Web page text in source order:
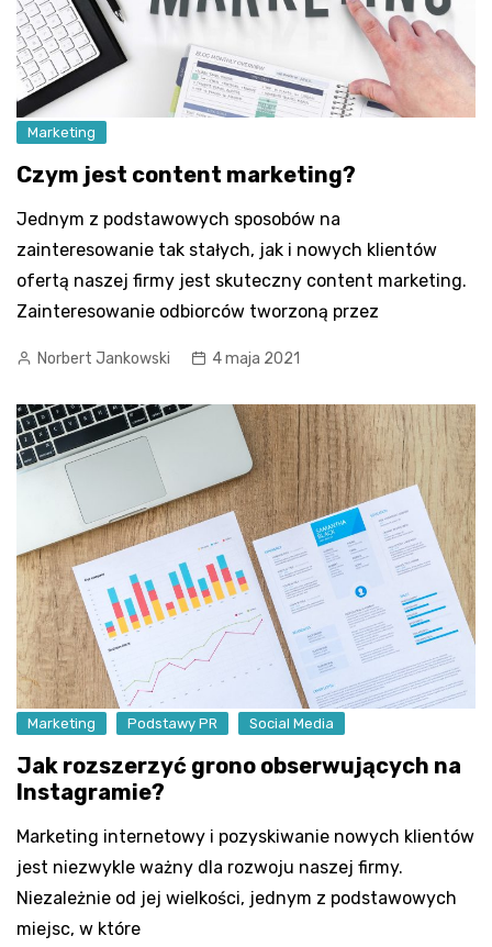
Marketing
Czym jest content marketing?
Jednym z podstawowych sposobów na
zainteresowanie tak stałych, jak i nowych klientów
ofertą naszej firmy jest skuteczny content marketing.
Zainteresowanie odbiorców tworzoną przez
Norbert Jankowski 4 maja 2021
Marketing Podstawy PR Social Media
Jak rozszerzyć grono obserwujących na
Instagramie?
Marketing internetowy i pozyskiwanie nowych klientów
jest niezwykle ważny dla rozwoju naszej firmy.
Niezależnie od jej wielkości, jednym z podstawowych
miejsc, w które